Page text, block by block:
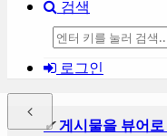
검색
로그인
✔게시물을 뷰어